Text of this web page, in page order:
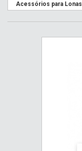
Acessórios para Lonas